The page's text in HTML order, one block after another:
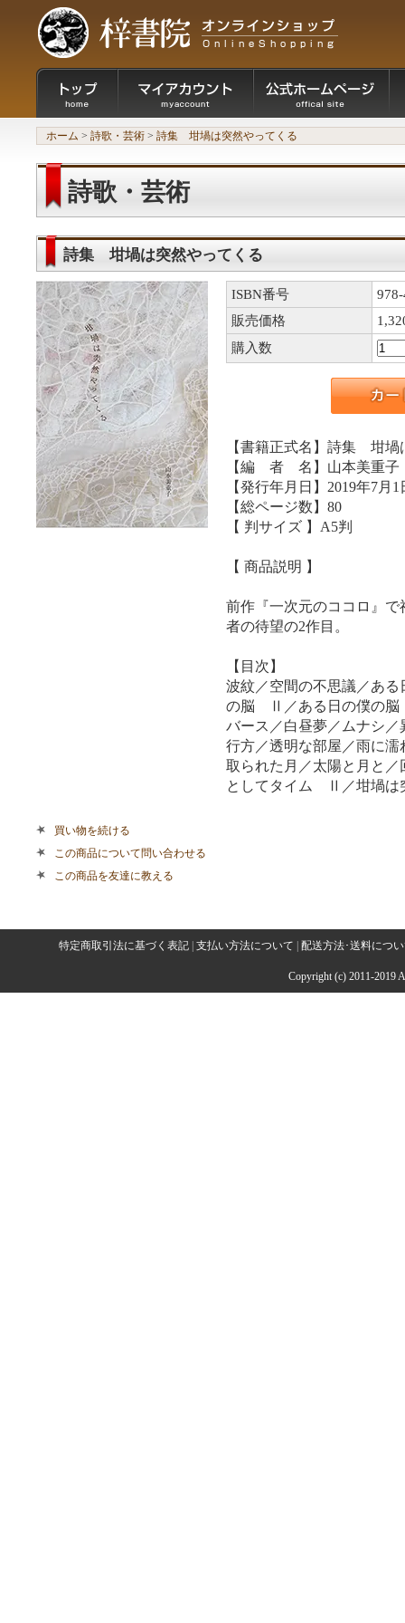
ホーム > 詩歌・芸術 > 詩集 坩堝は突然やってくる
詩歌・芸術
詩集 坩堝は突然やってくる
ISBN番号
販売価格
購入数
【書籍正式名】詩集 坩堝
【編 者 名】山本美重子
【発行年月日】2019年7月1
【総ページ数】80
【 判サイズ 】A5判
【 商品説明 】
前作『一次元のココロ』
者の待望の2作目。
【目次】
波紋／空間の不思議／あ
の脳 Ⅱ／ある日の僕の
バース／白昼夢／ムナシ
行方／透明な部屋／雨に
取られた月／太陽と月と
としてタイム Ⅱ／坩堝は
買い物を続ける
この商品について問い合わせる
この商品を友達に教える
特定商取引法に基づく表記 支払い方法について 配送方法･送料につ
Copyright (c) 2011-2019